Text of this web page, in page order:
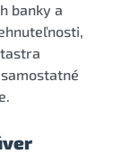
banky a